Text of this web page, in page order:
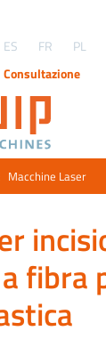
ES FR PL
Consultazione
Macchine Laser
fibra